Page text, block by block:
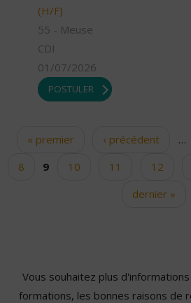
(H/F)
55 - Meuse
CDI
01/07/2026
POSTULER
Pages« premier ‹ précédent …
8
9 10 11 12
dernier »
Vous souhaitez plus
formations, les bonnes raisons de